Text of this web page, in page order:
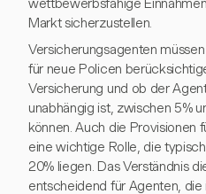
wettbewerbsfähige
Markt sicherzustellen.
Versicherungsagenten
für neue Policen
Versicherung und ob der
unabhängig ist, zwischen 5%
können. Auch die Provisionen
eine wichtige Rolle, die
20% liegen. Das Verständnis
entscheidend für Agenten, die